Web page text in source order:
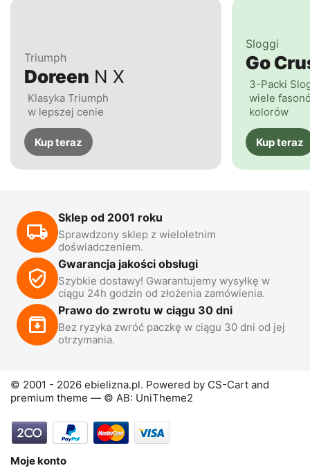
Triumph
Doreen N X
Klasyka Triumph
w lepszej cenie
Kup teraz
Sloggi
Go
3-Packi
wiele
kolorów
Kup teraz
Sklep od 2001 roku
Sprawdzony sklep z wieloletnim
doświadczeniem.
Gwarancja jakości obsługi
Szybkie dostawy! Gwarantujemy wysyłkę w
ciągu 24h godzin od złożenia zamówienia.
Prawo do zwrotu w ciągu 30 dni
Bez ryzyka zwróć paczkę w ciągu 30 dni od jej
otrzymania.
© 2001 - 2026 ebielizna.pl. Powered by CS-Cart and
premium theme — © AB: UniTheme2
Moje konto